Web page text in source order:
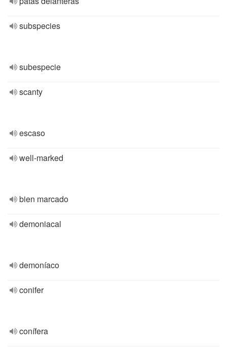
subspecies
subespecie
scanty
escaso
well-marked
bien marcado
demoniacal
demoníaco
conifer
conífera